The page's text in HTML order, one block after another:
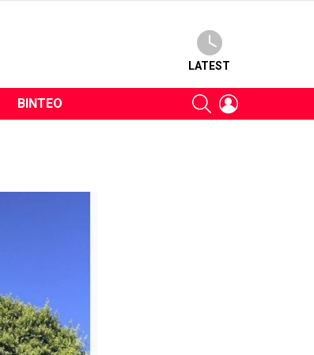
LATEST
ΒΊΝΤΕΟ SEARCH